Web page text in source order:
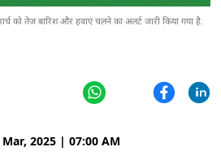
को तेज बारिश और हवाएं चलने का अलर्ट जारी किया गया है.
2025 | 07:00 AM